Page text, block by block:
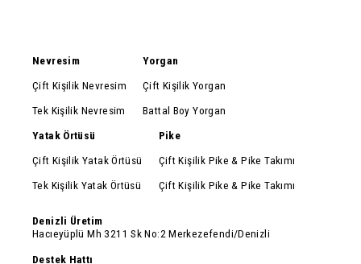
Nevresim
Çift Kişilik Nevresim
Tek Kişilik Nevresim
Yorgan
Çift Kişilik Yorgan
Battal Boy Yorgan
Yatak Örtüsü
Çift Kişilik Yatak Örtüsü
Tek Kişilik Yatak Örtüsü
Pike
Çift Kişilik Pike & Pike Takımı
Çift Kişilik Pike & Pike Takımı
Denizli Üretim
Hacıeyüplü Mh 3211 Sk No:2 Merkezefendi/Denizli
Destek Hattı